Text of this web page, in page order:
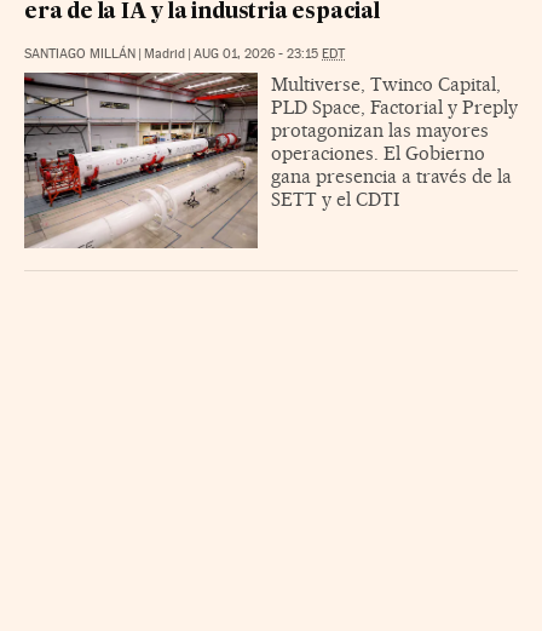
era de la IA y la industria espacial
SANTIAGO MILLÁN | Madrid | AUG 01, 2026 - 23:15 EDT
Multiverse, Twinco Capital,
PLD Space, Factorial y Preply
protagonizan las mayores
operaciones. El Gobierno
gana presencia a través de la
SETT y el CDTI